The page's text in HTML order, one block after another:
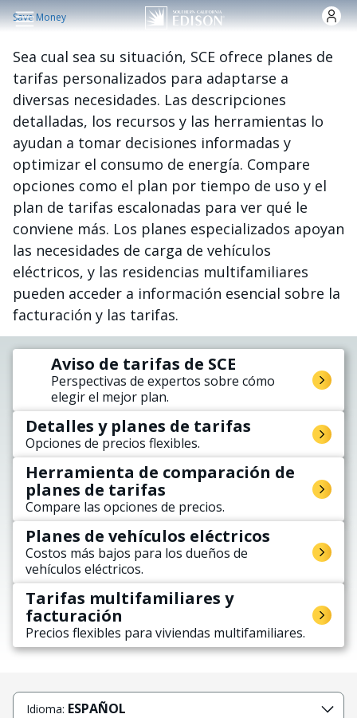
Pasar al contenido principal
Save Money
Sea cual sea su situación, SCE ofrece planes de
tarifas personalizados para adaptarse a
diversas necesidades. Las descripciones
detalladas, los recursos y las herramientas lo
ayudan a tomar decisiones informadas y
optimizar el consumo de energía. Compare
opciones como el plan por tiempo de uso y el
plan de tarifas escalonadas para ver qué le
conviene más. Los planes especializados apoyan
las necesidades de carga de vehículos
eléctricos, y las residencias multifamiliares
pueden acceder a información esencial sobre la
facturación y las tarifas.
Aviso de tarifas de SCE
Perspectivas de expertos sobre cómo
elegir el mejor plan.
Detalles y planes de tarifas
Opciones de precios flexibles.
Herramienta de comparación de
planes de tarifas
Compare las opciones de precios.
Planes de vehículos eléctricos
Costos más bajos para los dueños de
vehículos eléctricos.
Tarifas multifamiliares y
facturación
Precios flexibles para viviendas multifamiliares.
Idioma: ESPAÑOL